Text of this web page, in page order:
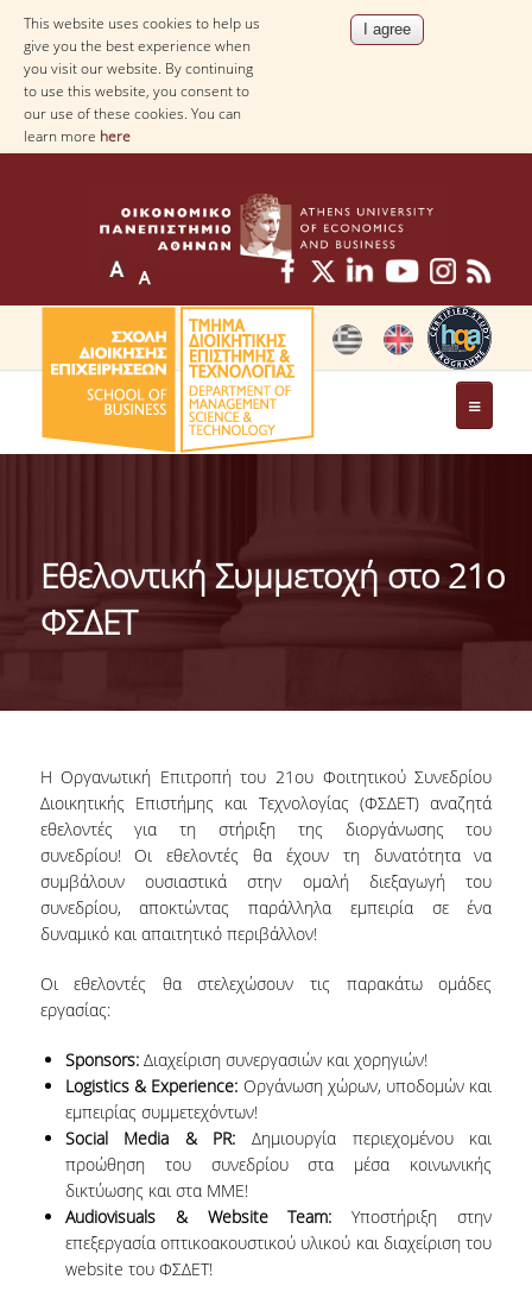
This website uses cookies to help us
give you the best experience when
you visit our website. By continuing
to use this website, you consent to
our use of these cookies. You can
learn more here
THE DEPARTMENT
IDENTITY OF THE DEPARTMENT
MISSION OF THE DEPARTMENT
CAREER PROSPECTS
LABORATORY INFRASTRUCTURE
FACULTY AND STAFF
FACULTY OF THE DEPARTMENT
RESIDENT FACULTY MEMBERS
VISITING PROFESSORS
LABORATORY TEACHING STAFF
SPECIAL TECHNICAL LABORATORY STAFF
ADMINISTRATIVE STAFF
Εθελοντική Συμμετοχή στο 21ο
ΦΣΔΕΤ
Η Οργανωτική Επιτροπή του 21ου Φοιτητικού Συνεδρίου
Διοικητικής Επιστήμης και Τεχνολογίας (ΦΣΔΕΤ) αναζητά
εθελοντές για τη στήριξη της διοργάνωσης του
συνεδρίου! Οι εθελοντές θα έχουν τη δυνατότητα να
συμβάλουν ουσιαστικά στην ομαλή διεξαγωγή του
συνεδρίου, αποκτώντας παράλληλα εμπειρία σε ένα
δυναμικό και απαιτητικό περιβάλλον!
Οι εθελοντές θα στελεχώσουν τις παρακάτω ομάδες
εργασίας:
Sponsors:Διαχείριση συνεργασιών και χορηγιών!
Logistics & Experience: Οργάνωση χώρων, υποδομών και
εμπειρίας συμμετεχόντων!
Social Media & PR: Δημιουργία περιεχομένου και
προώθηση του συνεδρίου στα μέσα κοινωνικής
δικτύωσης και στα ΜΜΕ!
Audiovisuals & Website Team: Υποστήριξη στην
επεξεργασία οπτικοακουστικού υλικού και διαχείριση του
website του ΦΣΔΕΤ!